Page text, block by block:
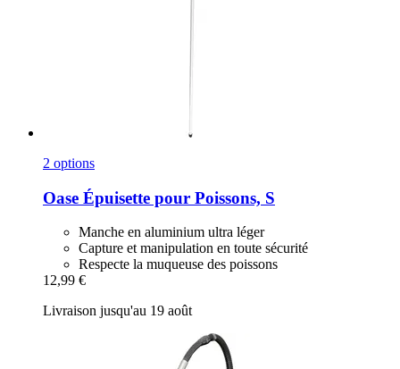
2 options
Oase Épuisette pour Poissons, S
Manche en aluminium ultra léger
Capture et manipulation en toute sécurité
Respecte la muqueuse des poissons
12,99 €
Livraison jusqu'au 19 août